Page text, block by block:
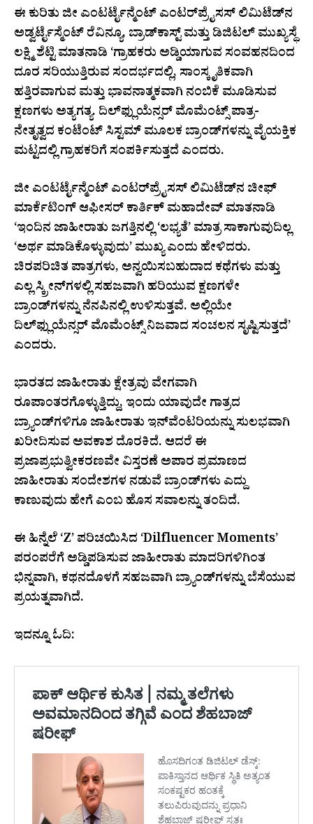
ಈ ಕುರಿತು ಜೀ ಎಂಟರ್ಟೈನ್ಮೆಂಟ್ ಎಂಟರ್‌ಪ್ರೈಸಸ್ ಲಿಮಿಟೆಡ್‌ನ
ಅಡ್ವರ್ಟೈಸ್ಮೆಂಟ್ ರೆವಿನ್ಯೂ, ಬ್ರಾಡ್‌ಕಾಸ್ಟ್ ಮತ್ತು ಡಿಜಿಟಲ್ ಮುಖ್ಯಸ್ಥೆ
ಲಕ್ಷ್ಮಿ ಶೆಟ್ಟಿ ಮಾತನಾಡಿ ‘ಗ್ರಾಹಕರು ಅಡ್ಡಿಯಾಗುವ ಸಂವಹನದಿಂದ
ದೂರ ಸರಿಯುತ್ತಿರುವ ಸಂದರ್ಭದಲ್ಲಿ, ಸಾಂಸ್ಕೃತಿಕವಾಗಿ
ಹತ್ತಿರವಾಗುವ ಮತ್ತು ಭಾವನಾತ್ಮಕವಾಗಿ ನಂಬಿಕೆ ಮೂಡಿಸುವ
ಕ್ಷಣಗಳು ಅತ್ಯಗತ್ಯ. ದಿಲ್‌ಫ್ಲುಯೆನ್ಸರ್ ಮೊಮೆಂಟ್ಸ್ ಪಾತ್ರ-
ನೇತೃತ್ವದ ಕಂಟೆಂಟ್ ಸಿಸ್ಟಮ್ ಮೂಲಕ ಬ್ರಾಂಡ್‌ಗಳನ್ನು ವೈಯಕ್ತಿಕ
ಮಟ್ಟದಲ್ಲಿ ಗ್ರಾಹಕರಿಗೆ ಸಂಪರ್ಕಿಸುತ್ತದೆ ಎಂದರು.
ಜೀ ಎಂಟರ್ಟೈನ್ಮೆಂಟ್ ಎಂಟರ್‌ಪ್ರೈಸಸ್ ಲಿಮಿಟೆಡ್‌ನ ಚೀಫ್
ಮಾರ್ಕೆಟಿಂಗ್ ಆಫೀಸರ್ ಕಾರ್ತಿಕ್ ಮಹಾದೇವ್ ಮಾತನಾಡಿ
‘ಇಂದಿನ ಜಾಹೀರಾತು ಜಗತ್ತಿನಲ್ಲಿ ‘ಲಭ್ಯತೆ’ ಮಾತ್ರ ಸಾಕಾಗುವುದಿಲ್ಲ
‘ಅರ್ಥ ಮಾಡಿಕೊಳ್ಳುವುದು’ ಮುಖ್ಯ ಎಂದು ಹೇಳಿದರು.
ಚಿರಪರಿಚಿತ ಪಾತ್ರಗಳು, ಅನ್ವಯಿಸಬಹುದಾದ ಕಥೆಗಳು ಮತ್ತು
ಎಲ್ಲ ಸ್ಕ್ರೀನ್‌ಗಳಲ್ಲಿ ಸಹಜವಾಗಿ ಹರಿಯುವ ಕ್ಷಣಗಳೇ
ಬ್ರಾಂಡ್‌ಗಳನ್ನು ನೆನಪಿನಲ್ಲಿ ಉಳಿಸುತ್ತವೆ. ಅಲ್ಲಿಯೇ
ದಿಲ್‌ಫ್ಲುಯೆನ್ಸರ್ ಮೊಮೆಂಟ್ಸ್ ನಿಜವಾದ ಸಂಚಲನ ಸೃಷ್ಟಿಸುತ್ತದೆ’
ಎಂದರು.
ಭಾರತದ ಜಾಹೀರಾತು ಕ್ಷೇತ್ರವು ವೇಗವಾಗಿ
ರೂಪಾಂತರಗೊಳ್ಳುತ್ತಿದ್ದು, ಇಂದು ಯಾವುದೇ ಗಾತ್ರದ
ಬ್ರ್ಯಾಂಡ್‌ಗಳಿಗೂ ಜಾಹೀರಾತು ಇನ್‌ವೆಂಟರಿಯನ್ನು ಸುಲಭವಾಗಿ
ಖರೀದಿಸುವ ಅವಕಾಶ ದೊರಕಿದೆ. ಆದರೆ ಈ
ಪ್ರಜಾಪ್ರಭುತ್ವೀಕರಣವೇ ವಿಸ್ತರಣೆ ಅಪಾರ ಪ್ರಮಾಣದ
ಜಾಹೀರಾತು ಸಂದೇಶಗಳ ನಡುವೆ ಬ್ರಾಂಡ್‌ಗಳು ಎದ್ದು
ಕಾಣುವುದು ಹೇಗೆ ಎಂಬ ಹೊಸ ಸವಾಲನ್ನು ತಂದಿದೆ.
ಈ ಹಿನ್ನೆಲೆ ‘Z’ ಪರಿಚಯಿಸಿದ ‘Dilfluencer Moments’
ಪರಂಪರೆಗೆ ಅಡ್ಡಿಪಡಿಸುವ ಜಾಹೀರಾತು ಮಾದರಿಗಳಿಗಿಂತ
ಭಿನ್ನವಾಗಿ, ಕಥನದೊಳಗೆ ಸಹಜವಾಗಿ ಬ್ರ್ಯಾಂಡ್‌ಗಳನ್ನು ಬೆಸೆಯುವ
ಪ್ರಯತ್ನವಾಗಿದೆ.
ಇದನ್ನೂ ಓದಿ: